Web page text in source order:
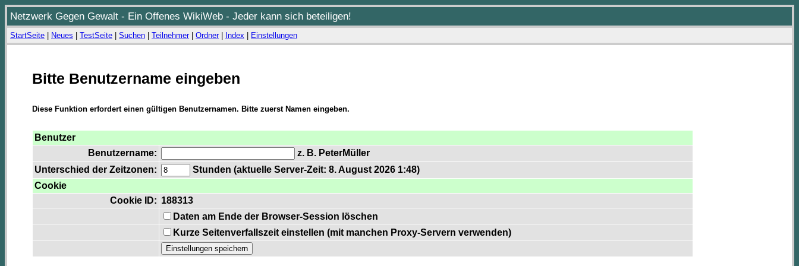
Netzwerk Gegen Gewalt - Ein Offenes WikiWeb - Jeder kann sich beteiligen!
StartSeite Neues TestSeite Suchen Teilnehmer| Ordner| Index Einstellungen
Bitte Benutzername eingeben
Diese Funktion erfordert einen gültigen Benutzernamen. Bitte zuerst Namen eingeben.
Benutzer
Benutzername:
z. B. PeterMüller
Unterschied der Zeitzonen:
Stunden (aktuelle Server-Zeit: 8. August 2026 1:48)
Cookie
Cookie ID: 188313
Daten am Ende der Browser-Session löschen
Kurze Seitenverfallszeit einstellen (mit manchen Proxy-Servern verwenden)